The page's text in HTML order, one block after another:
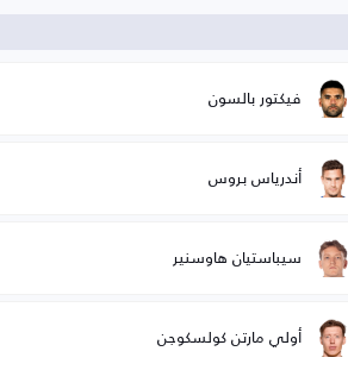
فيكتور بالسون
أندرياس بروس
سيباستيان هاوسنير
أولي مارتن كولسكوجن